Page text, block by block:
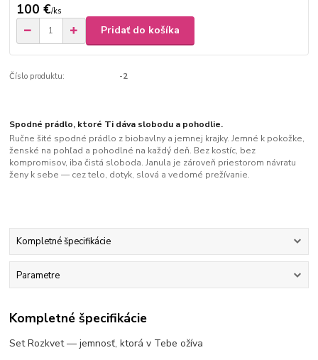
100 €/ks
Pridať do košíka
Číslo produktu: -2
Spodné prádlo, ktoré Ti dáva slobodu a pohodlie.
Ručne šité spodné prádlo z biobavlny a jemnej krajky. Jemné k pokožke,
ženské na pohľad a pohodlné na každý deň. Bez kostíc, bez
kompromisov, iba čistá sloboda. Janula je zároveň priestorom návratu
ženy k sebe — cez telo, dotyk, slová a vedomé prežívanie.
Kompletné špecifikácie
Parametre
Kompletné špecifikácie
Set Rozkvet — jemnosť, ktorá v Tebe ožíva